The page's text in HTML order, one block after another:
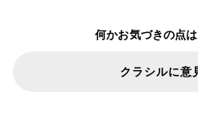
何かお気づきの点
クラシルに意